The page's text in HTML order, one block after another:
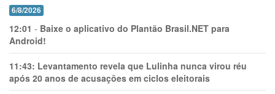
6/8/2026
12:01 - Baixe o aplicativo do Plantão Brasil.NET para
Android!
11:43: Levantamento revela que Lulinha nunca virou réu
após 20 anos de acusações em ciclos eleitorais